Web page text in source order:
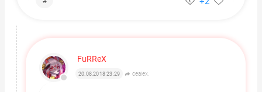
FuRReX
20.08.2018 23:29 ceaiex.